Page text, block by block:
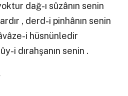
dağ-ı sûzânın senin
, derd-i pinhânın senin
i hüsnünledir
i dırahşanın senin .